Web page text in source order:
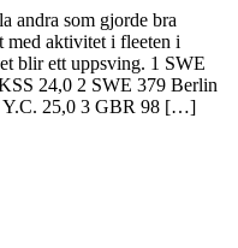
andra som gjorde bra
med aktivitet i fleeten i
blir ett uppsving. 1 SWE
24,0 2 SWE 379 Berlin
Y.C. 25,0 3 GBR 98 […]